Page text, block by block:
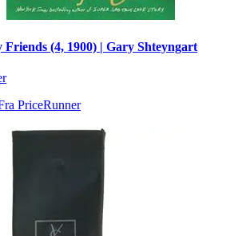
(4, 1900) | Gary Shteyngart
PriceRunner